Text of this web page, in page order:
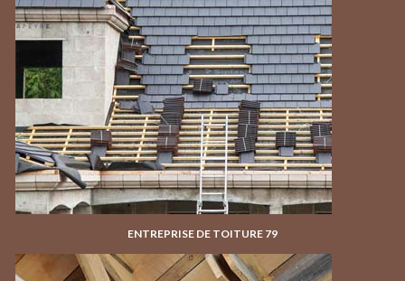
ENTREPRISE DE TOITURE 79